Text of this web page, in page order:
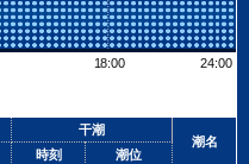
18:00 24:00
干潮
潮名
時刻 潮位